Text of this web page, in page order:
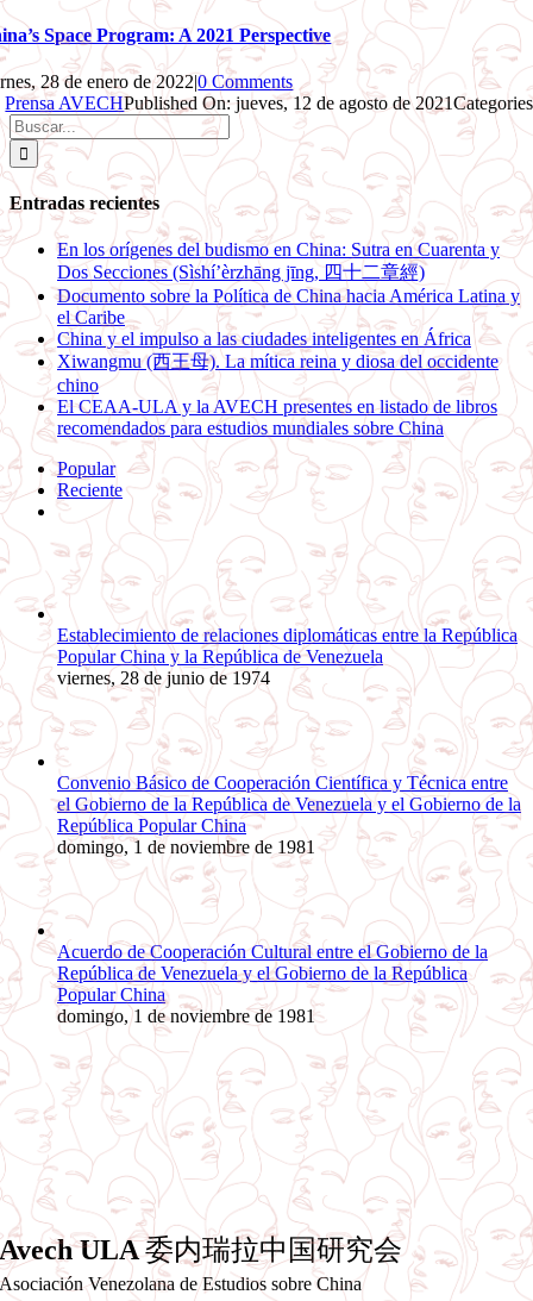
Space Program: A 2021 Perspective
28 de enero de 2022|0 Comments
Prensa AVECHPublished On: jueves, 12 de agosto de 2021
Buscar:
Entradas recientes
En los orígenes del budismo en China: Sutra en Cuarenta y
Dos Secciones (Sìshí’èrzhāng jīng, 四十二章經)
Documento sobre la Política de China hacia América Latina y
el Caribe
China y el impulso a las ciudades inteligentes en África
Xiwangmu (西王母). La mítica reina y diosa del occidente
chino
El CEAA-ULA y la AVECH presentes en listado de libros
recomendados para estudios mundiales sobre China
Popular
Reciente
Comentarios
Establecimiento de relaciones diplomáticas entre la República
Popular China y la República de Venezuela
viernes, 28 de junio de 1974
Convenio Básico de Cooperación Científica y Técnica entre
el Gobierno de la República de Venezuela y el Gobierno de la
República Popular China
domingo, 1 de noviembre de 1981
Acuerdo de Cooperación Cultural entre el Gobierno de la
República de Venezuela y el Gobierno de la República
Popular China
domingo, 1 de noviembre de 1981
Avech ULA委内瑞拉中国研究会
Asociación Venezolana de Estudios sobre China